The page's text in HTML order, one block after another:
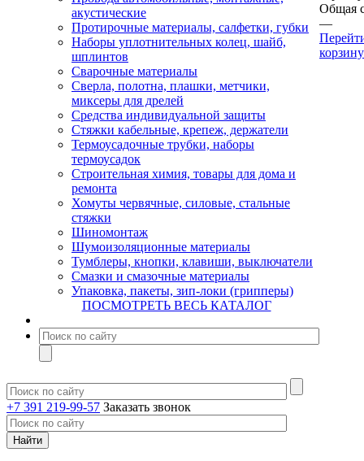
акустические
Протирочные материалы, салфетки, губки
Наборы уплотнительных колец, шайб,
шплинтов
Сварочные материалы
Сверла, полотна, плашки, метчики,
миксеры для дрелей
Средства индивидуальной защиты
Стяжки кабельные, крепеж, держатели
Термоусадочные трубки, наборы
термоусадок
Строительная химия, товары для дома и
ремонта
Хомуты червячные, силовые, стальные
стяжки
Шиномонтаж
Шумоизоляционные материалы
Тумблеры, кнопки, клавиши, выключатели
Смазки и смазочные материалы
Упаковка, пакеты, зип-локи (грипперы)
ПОСМОТРЕТЬ ВЕСЬ КАТАЛОГ
+7 391 219-99-57 Заказать звонок
Общая
—
корзину